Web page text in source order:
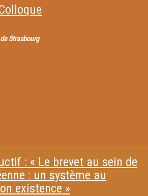
Strasbourg
: « Le brevet au sein de
: un système au
existence »